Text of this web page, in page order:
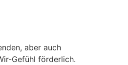
aber auch
Gefühl förderlich.